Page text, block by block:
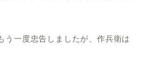
う一度忠告しましたが、作兵衛は